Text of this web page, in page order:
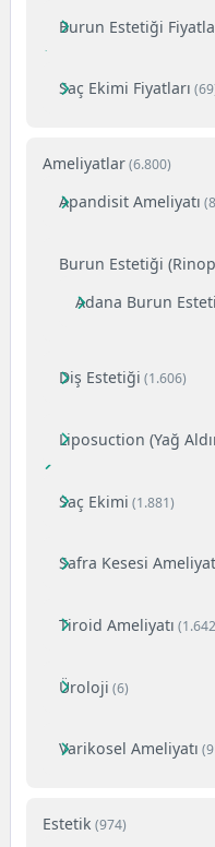
Burun Estetiği
Saç Ekimi Fiyatları
Ameliyatlar(6.800)
Apandisit Ameliyatı
Burun Estetiği
Adana Burun
Diş Estetiği (1.606)
Liposuction (Yağ
Saç Ekimi (1.881)
Safra Kesesi
Tiroid Ameliyatı
Üroloji (6)
Varikosel Ameliyatı
Estetik (974)